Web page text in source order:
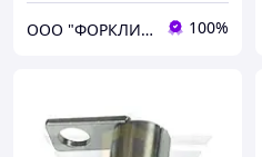
ООО "ФОРКЛИФТ-СПЕЦТЕХ" 100%